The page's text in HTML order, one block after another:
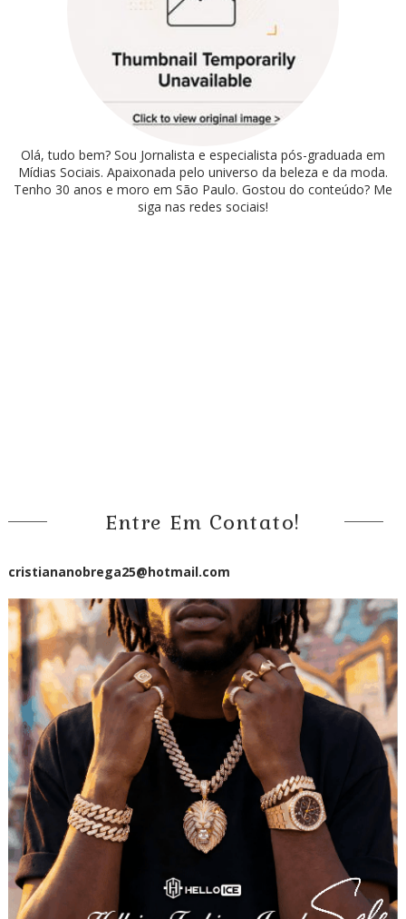
Olá, tudo bem? Sou Jornalista e especialista pós-graduada em
Mídias Sociais. Apaixonada pelo universo da beleza e da moda.
Tenho 30 anos e moro em São Paulo. Gostou do conteúdo? Me
siga nas redes sociais!
Entre Em Contato!
cristiananobrega25@hotmail.com